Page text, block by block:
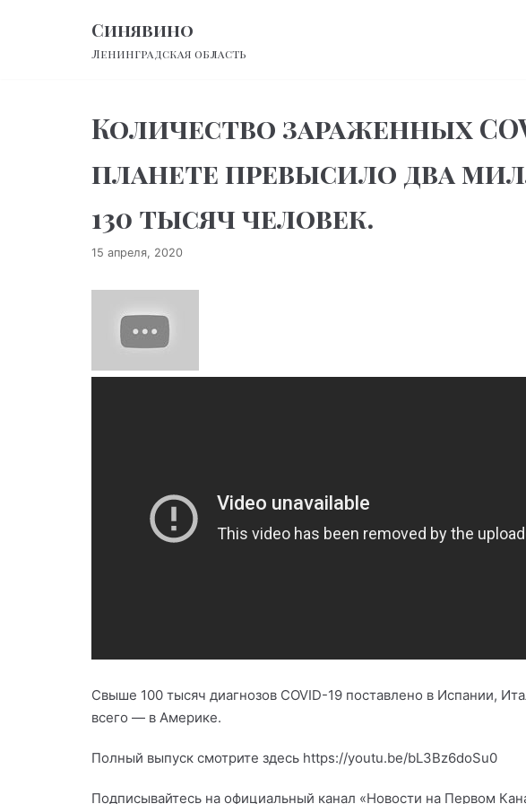
Синявино
Ленинградская область
Количество зараженных
планете превысило два
130 тысяч человек.
15 апреля, 2020
Свыше 100 тысяч диагнозов COVID-19 поставлено в Испании,
всего — в Америке.
Полный выпуск смотрите здесь https://youtu.be/bL3Bz6doSu0
Подписывайтесь на официальный канал «Новости на Первом